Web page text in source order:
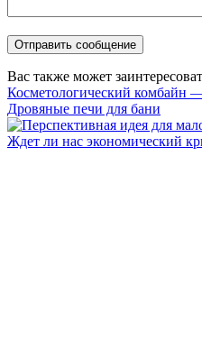
Вас также может
Косметологический комбайн
Дровяные печи для бани
Ждет ли нас экономический